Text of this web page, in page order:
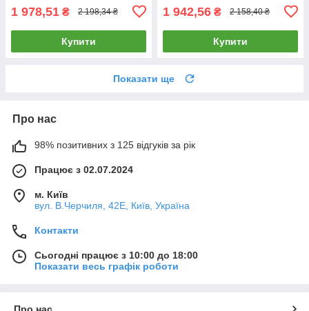
1 978,51 ₴ 2 198,34 ₴
Купити
1 942,56 ₴ 2 158,40 ₴
Купити
Показати ще
Про нас
98% позитивних з 125 відгуків за рік
Працює з 02.07.2024
м. Київ
вул. В.Черчиля, 42Е, Київ, Україна
Контакти
Сьогодні працює з 10:00 до 18:00
Показати весь графік роботи